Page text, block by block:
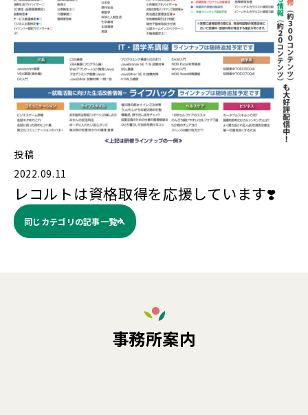
投稿
2022.09.11
レコルトは資格取得を応援しています❣️
同じカテゴリの記事⼀覧へ
事務所案内